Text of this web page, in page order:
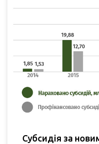
Субсидія за